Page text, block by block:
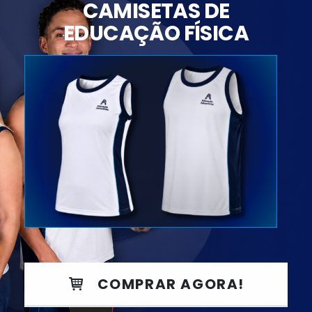
página
do
produto
página
do
produto
CAMISETAS DE
EDUCAÇÃO FÍSICA
COMPRAR AGORA!